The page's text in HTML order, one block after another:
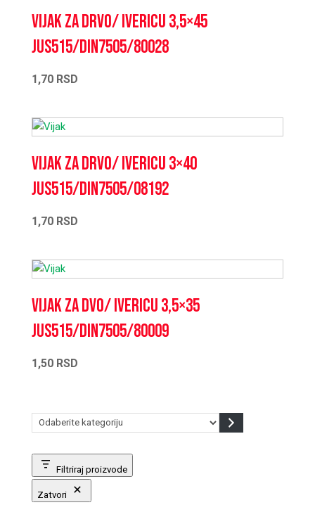
Vijak za drvo/ ivericu 3,5×45
JUS515/DIN7505/80028
1,70 RSD
Vijak za drvo/ ivericu 3×40
JUS515/DIN7505/08192
1,70 RSD
Vijak za dvo/ ivericu 3,5×35
JUS515/DIN7505/80009
1,50 RSD
Odaberite
Filtriraj proizvode
Zatvori